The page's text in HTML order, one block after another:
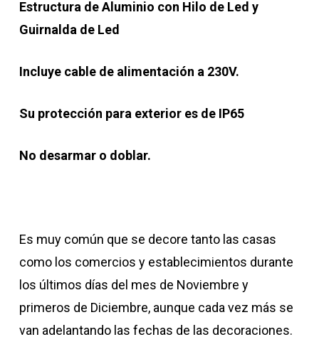
Estructura de Aluminio con Hilo de Led y
Guirnalda de Led
Incluye cable de alimentación a 230V.
Su protección para exterior es de IP65
No desarmar o doblar.
Es muy común que se decore tanto las casas
como los comercios y establecimientos durante
los últimos días del mes de Noviembre y
primeros de Diciembre, aunque cada vez más se
van adelantando las fechas de las decoraciones.